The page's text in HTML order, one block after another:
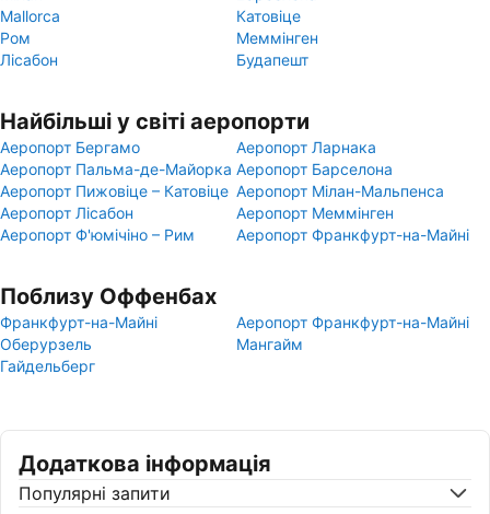
Mallorca
Катовіце
Ром
Меммінген
Лісабон
Будапешт
Найбільші у світі аеропорти
Аеропорт Бергамо
Аеропорт Ларнака
Аеропорт Пальма-де-Майорка Аеропорт Барселона
Аеропорт Пижовіце – Катовіце Аеропорт Мілан-Мальпенса
Аеропорт Лісабон
Аеропорт Меммінген
Аеропорт Ф'юмічіно – Рим
Аеропорт Франкфурт-на-Майні
Поблизу Оффенбах
Франкфурт-на-Майні
Аеропорт Франкфурт-на-Майні
Оберурзель
Мангайм
Гайдельберг
Додаткова інформація
Популярні запити